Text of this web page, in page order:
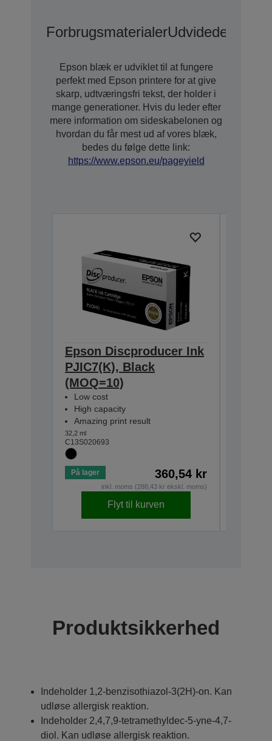
ForbrugsmaterialerUdvidede
Epson blæk er udviklet til at fungere
perfekt med Epson printere for at give
skarp, udtværingsfri tekst, der holder i
mange generationer. Hvis du leder efter
mere information om sideskabelonen og
hvordan du får mest ud af vores blæk,
bedes du følge dette link:
https://www.epson.eu/pageyield
Epson Discproducer Ink
PJIC7(K), Black
(MOQ=10)
Low cost
High capacity
Amazing print result
32,2 ml
C13S020693
På lager 360,54 kr
inkl. moms (288,43 kr ekskl. moms)
Flyt til kurven
Produktsikkerhed
Indeholder 1,2-benzisothiazol-3(2H)-on. Kan
udløse allergisk reaktion.
Indeholder 2,4,7,9-tetramethyldec-5-yne-4,7-
diol. Kan udløse allergisk reaktion.